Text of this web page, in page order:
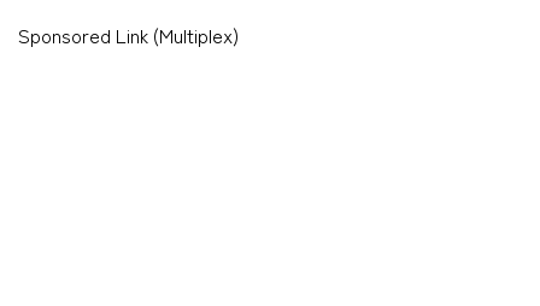
Sponsored Link (Multiplex)